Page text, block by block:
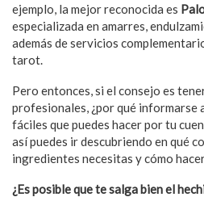
ejemplo, la mejor reconocida es
especializada en amarres,
además de servicios
tarot.
Pero entonces, si el consejo es
profesionales, ¿por qué informarse
fáciles que puedes hacer por tu
así puedes ir descubriendo en qué
ingredientes necesitas y cómo
¿Es posible que te salga bien el